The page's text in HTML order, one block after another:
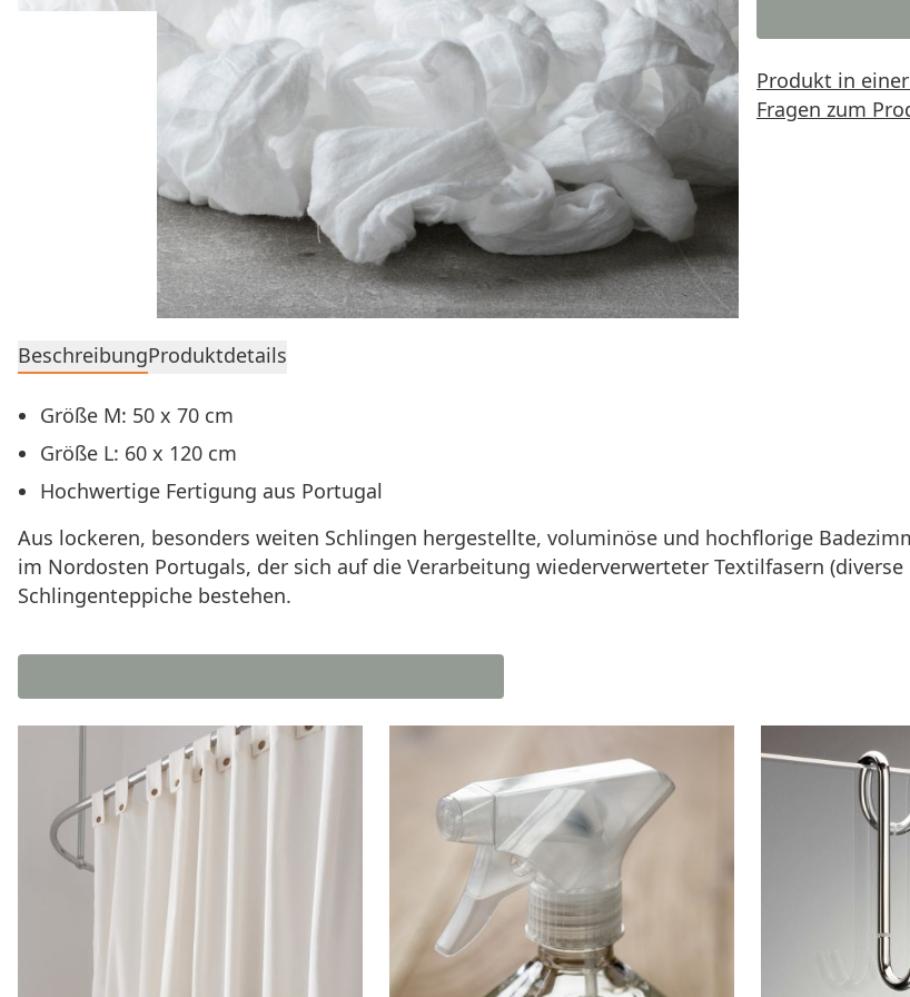
Produkt in
Fragen zum
BeschreibungProduktdetails
Größe M: 50 x 70 cm
Größe L: 60 x 120 cm
Hochwertige Fertigung aus Portugal
Aus lockeren, besonders weiten Schlingen hergestellte, voluminöse und hochflorige
im Nordosten Portugals, der sich auf die Verarbeitung wiederverwerteter Textilfasern
Schlingenteppiche bestehen.